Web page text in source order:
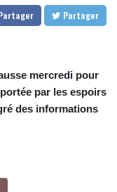
Partager
mercredi pour
par les espoirs
des informations